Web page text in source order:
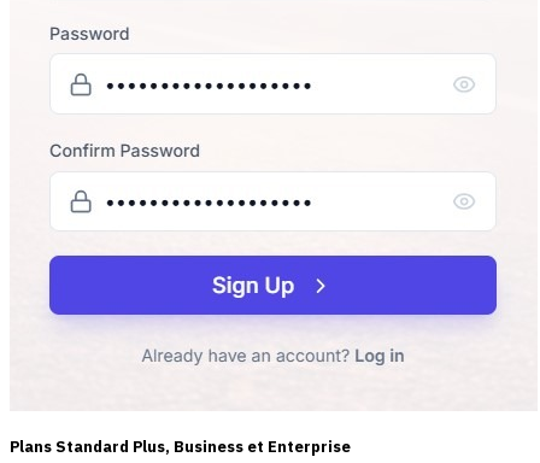
Plans Standard Plus, Business et Enterprise